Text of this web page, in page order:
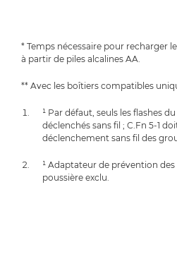
* Temps nécessaire pour recharger
à partir de piles alcalines AA.
** Avec les boîtiers compatibles
¹ Par défaut, seuls les flashes
déclenchés sans fil ; C.Fn 5-1
déclenchement sans fil des
¹ Adaptateur de prévention
poussière exclu.